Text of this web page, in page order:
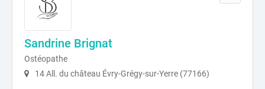
Sandrine Brignat
Ostéopathe
14 All. du château Évry-Grégy-sur-Yerre (77166)